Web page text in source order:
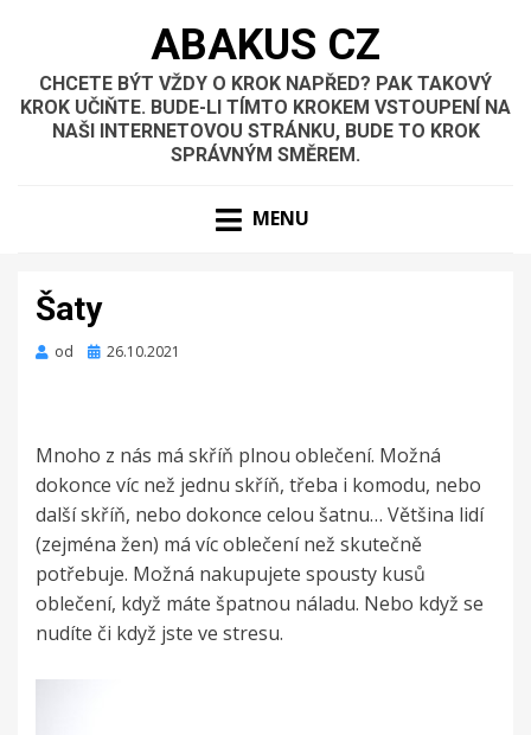
ABAKUS CZ
CHCETE BÝT VŽDY O KROK NAPŘED? PAK TAKOVÝ
KROK UČIŇTE. BUDE-LI TÍMTO KROKEM VSTOUPENÍ NA
NAŠI INTERNETOVOU STRÁNKU, BUDE TO KROK
SPRÁVNÝM SMĚREM.
MENU
Šaty
od
Zveřejněno
26.10.2021
Mnoho z nás má skříň plnou oblečení. Možná
dokonce víc než jednu skříň, třeba i komodu, nebo
další skříň, nebo dokonce celou šatnu… Většina lidí
(zejména žen) má víc oblečení než skutečně
potřebuje. Možná nakupujete spousty kusů
oblečení, když máte špatnou náladu. Nebo když se
nudíte či když jste ve stresu.